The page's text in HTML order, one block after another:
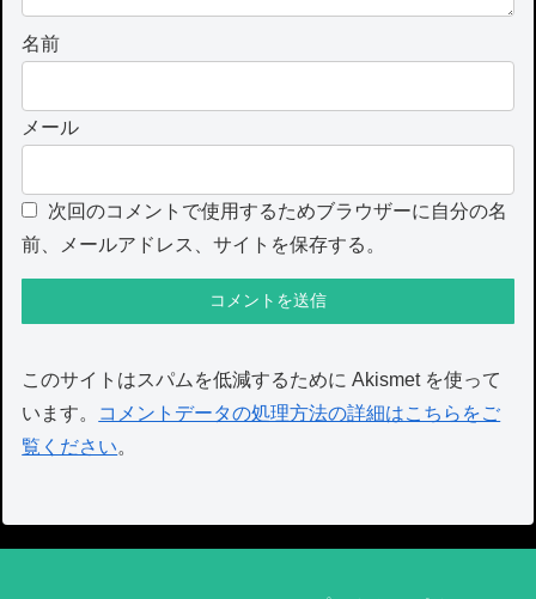
名前
メール
次回のコメントで使用するためブラウザーに自分の名
前、メールアドレス、サイトを保存する。
このサイトはスパムを低減するために Akismet を使って
います。
コメントデータの処理方法の詳細はこちらをご
覧ください。